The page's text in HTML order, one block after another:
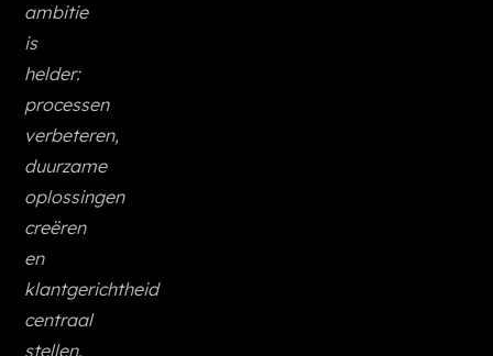
ambitie
is
helder:
processen
verbeteren,
duurzame
oplossingen
creëren
en
klantgerichtheid
centraal
stellen.